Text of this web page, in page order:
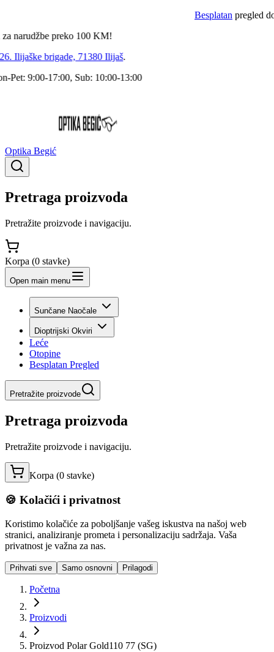
Besplatan pregled
preko 100 KM!
brigade, 71380 Ilijaš.
9:00-17:00, Sub: 10:00-13:00
Optika Begić
Pretraga proizvoda
Pretražite proizvode i navigaciju.
Korpa (0 stavke)
Open main menu
Sunčane Naočale
Dioptrijski Okviri
Leće
Otopine
Besplatan Pregled
Pretražite proizvode
Pretraga proizvoda
Pretražite proizvode i navigaciju.
Korpa (0 stavke)
🍪 Kolačići i privatnost
Koristimo kolačiće za poboljšanje vašeg iskustva na našoj web
stranici, analiziranje prometa i personalizaciju sadržaja. Vaša
privatnost je važna za nas.
Prihvati sve Samo osnovni Prilagodi
Početna
Proizvodi
Proizvod Polar Gold110 77 (SG)